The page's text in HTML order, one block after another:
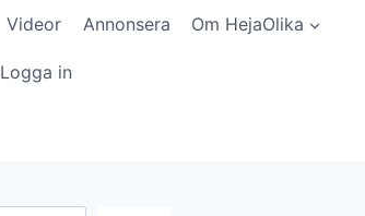
Videor Annonsera Om HejaOlika
Logga in